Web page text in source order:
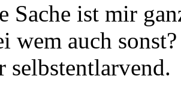
Sache ist mir
wem auch
selbstentlarvend.